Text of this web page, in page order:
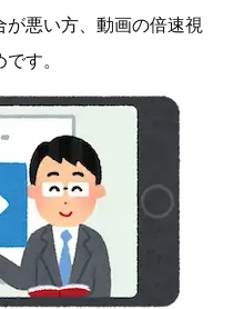
が悪い方、動画の倍速視
す。